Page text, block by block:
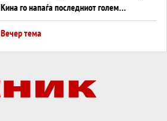
Кина го напаѓа последниот голем
монопол на Западот?
Вечер тема
Вечер тема
ДЛАБОКО УДОЛУ: Сметководствените